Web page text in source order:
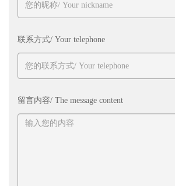
联系方式/ Your telephone
留言内容/ The message content